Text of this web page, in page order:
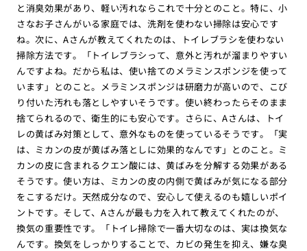
と消臭効果があり、軽い汚れならこれで十分とのこと。特に、小
さなお子さんがいる家庭では、洗剤を使わない掃除は安心です
ね。次に、Aさんが教えてくれたのは、トイレブラシを使わない
掃除方法です。「トイレブラシって、意外と汚れが溜まりやすい
んですよね。だから私は、使い捨てのメラミンスポンジを使って
います」とのこと。メラミンスポンジは研磨力が高いので、こび
り付いた汚れも落としやすいそうです。使い終わったらそのまま
捨てられるので、衛生的にも安心です。さらに、Aさんは、トイ
レの黄ばみ対策として、意外なものを使っているそうです。「実
は、ミカンの皮が黄ばみ落としに効果的なんです」とのこと。ミ
カンの皮に含まれるクエン酸には、黄ばみを分解する効果がある
そうです。使い方は、ミカンの皮の内側で黄ばみが気になる部分
をこするだけ。天然成分なので、安心して使えるのも嬉しいポイ
ントです。そして、Aさんが最も力を入れて教えてくれたのが、
換気の重要性です。「トイレ掃除で一番大切なのは、実は換気な
んです。換気をしっかりすることで、カビの発生を抑え、嫌な臭